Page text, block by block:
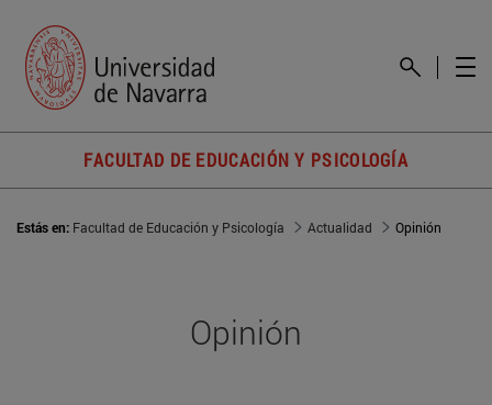
FACULTAD DE EDUCACIÓN Y PSICOLOGÍA
Estás en: Facultad de Educación y Psicología Actualidad Opinión
Opinión